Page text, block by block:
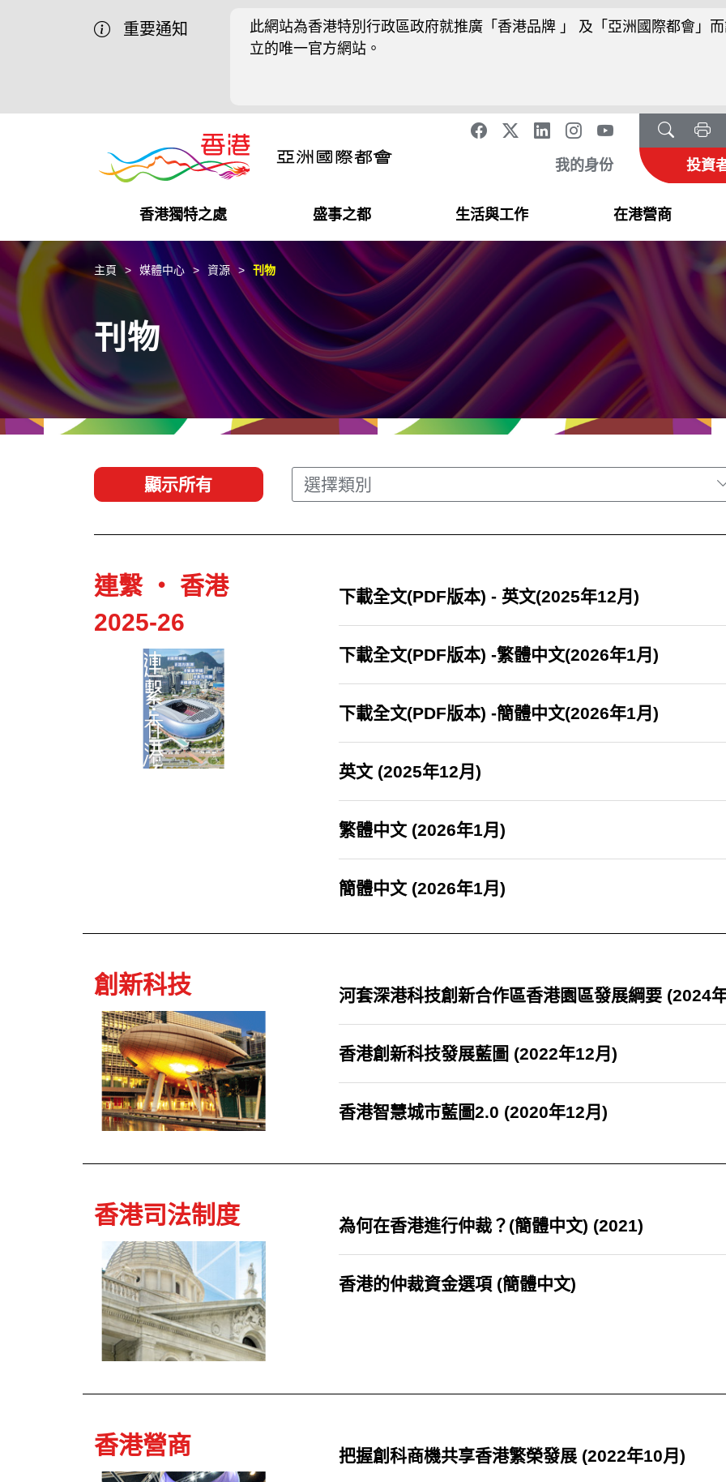
重要通知
此網站為香港特別行政區政府就推廣「香港品牌 」 及「亞洲國際都會」
立的唯一官方網站。
我的身份 投資
香港獨特之處
營商機會
獨特優勢
盛事之都
盛事之都
最新活動精選
生活與工作
在港工作
都會生活
在港營商
在港創業
初創企業
經貿協定
推廣香港@中國內地
推廣香港@中東
推廣香港@粵港澳大灣區
推廣香港@東盟
最新資訊
媒體資訊
資源
主頁 媒體中心 資源 刊物
刊物
顯示所有 選擇類別
連繫 ‧ 香港
2025-26
下載全文(PDF版本) - 英文(2025年12月)
下載全文(PDF版本) -繁體中文(2026年1月)
下載全文(PDF版本) -簡體中文(2026年1月)
英文 (2025年12月)
繁體中文 (2026年1月)
簡體中文 (2026年1月)
創新科技 河套深港科技創新合作區香港園區發展綱要 (2024
香港創新科技發展藍圖 (2022年12月)
香港智慧城市藍圖2.0 (2020年12月)
香港司法制度 為何在香港進行仲裁？(簡體中文) (2021)
香港的仲裁資金選項 (簡體中文)
香港營商 把握創科商機共享香港繁榮發展 (2022年10月)